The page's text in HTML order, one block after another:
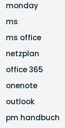
monday
ms
ms office
netzplan
office 365
onenote
outlook
pm handbuch